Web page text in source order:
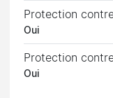
Protection
Oui
Protection
Oui